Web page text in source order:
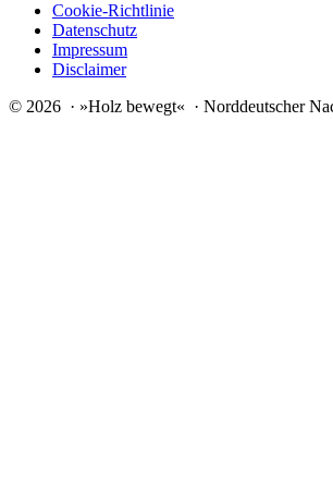
Cookie-Richtlinie
Datenschutz
Impressum
Disclaimer
© 2026 · »Holz bewegt« · Norddeutscher